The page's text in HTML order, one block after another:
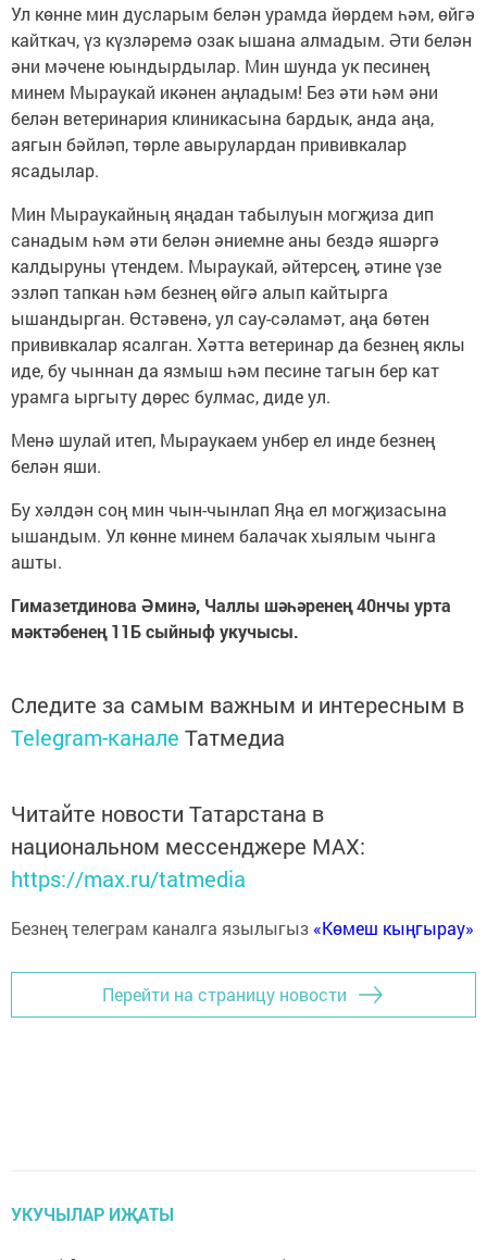
Ул көнне мин дусларым белән урамда йөрдем һәм, өйгә
кайткач, үз күзләремә озак ышана алмадым. Әти белән
әни мәчене юындырдылар. Мин шунда ук песинең
минем Мыраукай икәнен аңладым! Без әти һәм әни
белән ветеринария клиникасына бардык, анда аңа,
аягын бәйләп, төрле авырулардан прививкалар
ясадылар.
Мин Мыраукайның яңадан табылуын могҗиза дип
санадым һәм әти белән әниемне аны бездә яшәргә
калдыруны үтендем. Мыраукай, әйтерсең, әтине үзе
эзләп тапкан һәм безнең өйгә алып кайтырга
ышандырган. Өстәвенә, ул сау-сәламәт, аңа бөтен
прививкалар ясалган. Хәтта ветеринар да безнең яклы
иде, бу чыннан да язмыш һәм песине тагын бер кат
урамга ыргыту дөрес булмас, диде ул.
Менә шулай итеп, Мыраукаем унбер ел инде безнең
белән яши.
Бу хәлдән соң мин чын-чынлап Яңа ел могҗизасына
ышандым. Ул көнне минем балачак хыялым чынга
ашты.
Гимазетдинова Әминә, Чаллы шәһәренең 40нчы урта
мәктәбенең 11Б сыйныф укучысы.
Следите за самым важным и интересным в
Telegram-канале Татмедиа
Читайте новости Татарстана в
национальном мессенджере MАХ:
https://max.ru/tatmedia
Безнең телеграм каналга язылыгыз «Көмеш кыңгырау»
Перейти на страницу новости
УКУЧЫЛАР ИҖАТЫ